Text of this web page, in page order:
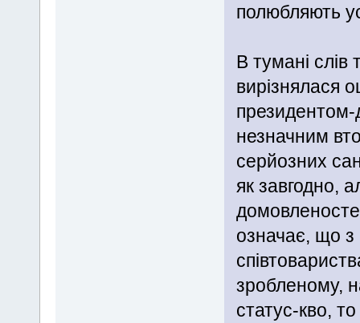
полюбляють
В тумані слів
вирізнялася
незначним
серйозних
як завгодно,
означає, що з
зробленому,
статус-кво,